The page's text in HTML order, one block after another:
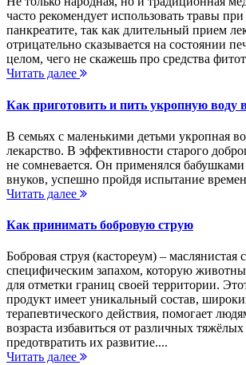
часто рекомендует использовать травы
панкреатите, так как длительный прием
отрицательно сказывается на состоянии
целом, чего не скажешь про средства
Читать далее
Как приготовить и пить укропную воду
В семьях с маленькими детьми укропная
лекарство. В эффективности старого
не сомневается. Он применялся
внуков, успешно пройдя испытание
Читать далее
Как принимать бобровую струю
Бобровая струя (кастореум) – маслянистая
специфическим запахом, которую
для отметки границ своей территории.
продукт имеет уникальный состав,
терапевтического действия, помогает
возраста избавиться от различных
предотвратить их развитие....
Читать далее